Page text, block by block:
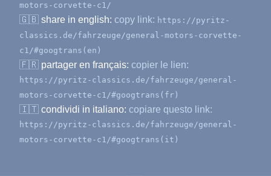
motors-corvette-c1/
🇬🇧 share in english: copy link: https://pyritz-
classics.de/fahrzeuge/general-motors-corvette-
c1/#googtrans(en)
🇫🇷 partager en français: copier le lien:
https://pyritz-classics.de/fahrzeuge/general-
motors-corvette-c1/#googtrans(fr)
🇮🇹 condividi in italiano: copiare questo link:
https://pyritz-classics.de/fahrzeuge/general-
motors-corvette-c1/#googtrans(it)